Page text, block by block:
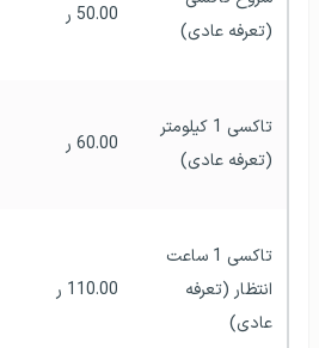
(تعرفه عادی)
50.00 ر
(تعرفه عادی)
60.00 ر
عادی)
110.00 ر